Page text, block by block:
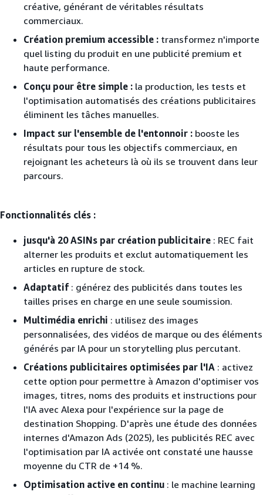
créative, générant de véritables résultats
commerciaux.
Création premium accessible : transformez n'importe
quel listing du produit en une publicité premium et
haute performance.
Conçu pour être simple : la production, les tests et
l'optimisation automatisés des créations publicitaires
éliminent les tâches manuelles.
Impact sur l'ensemble de l'entonnoir : booste les
résultats pour tous les objectifs commerciaux, en
rejoignant les acheteurs là où ils se trouvent dans leur
parcours.
Fonctionnalités clés :
jusqu'à 20 ASINs par création publicitaire : REC fait
alterner les produits et exclut automatiquement les
articles en rupture de stock.
Adaptatif : générez des publicités dans toutes les
tailles prises en charge en une seule soumission.
Multimédia enrichi : utilisez des images
personnalisées, des vidéos de marque ou des éléments
générés par IA pour un storytelling plus percutant.
Créations publicitaires optimisées par l'IA : activez
cette option pour permettre à Amazon d'optimiser vos
images, titres, noms des produits et instructions pour
l'IA avec Alexa pour l'expérience sur la page de
destination Shopping. D'après une étude des données
internes d'Amazon Ads (2025), les publicités REC avec
l'optimisation par IA activée ont constaté une hausse
moyenne du CTR de +14 %.
Optimisation active en continu : le machine learning